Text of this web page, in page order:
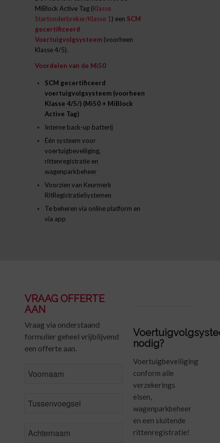
MiBlock Active Tag (Klasse
Startonderbreker/Klasse 1) een SCM
gecertificeerd
Voertuigvolgsysteem(voorheen
Klasse 4/5).
Voordelen van de Mi50
SCM gecertificeerd
voertuigvolgsysteem (voorheen
Klasse 4/5/) (Mi50 + MiBlock
Active Tag)
Interne back-up batterij
Één systeem voor
voertuigbeveiliging,
rittenregistratie en
wagenparkbeheer
Voorzien van Keurmerk
RitRegistratieSystemen
Te beheren via online platform en
via app
VRAAG OFFERTE
AAN
Vraag via onderstaand
formulier geheel vrijblijvend
een offerte aan.
nodig?
Voertuigbeveiliging
conform alle
verzekerings
eisen,
wagenparkbeheer
en een sluitende
rittenregistratie!